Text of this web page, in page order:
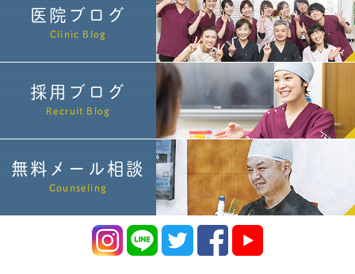
医院ブログ
Clinic Blog
採用ブログ
Recruit Blog
無料メール相談
Counseling